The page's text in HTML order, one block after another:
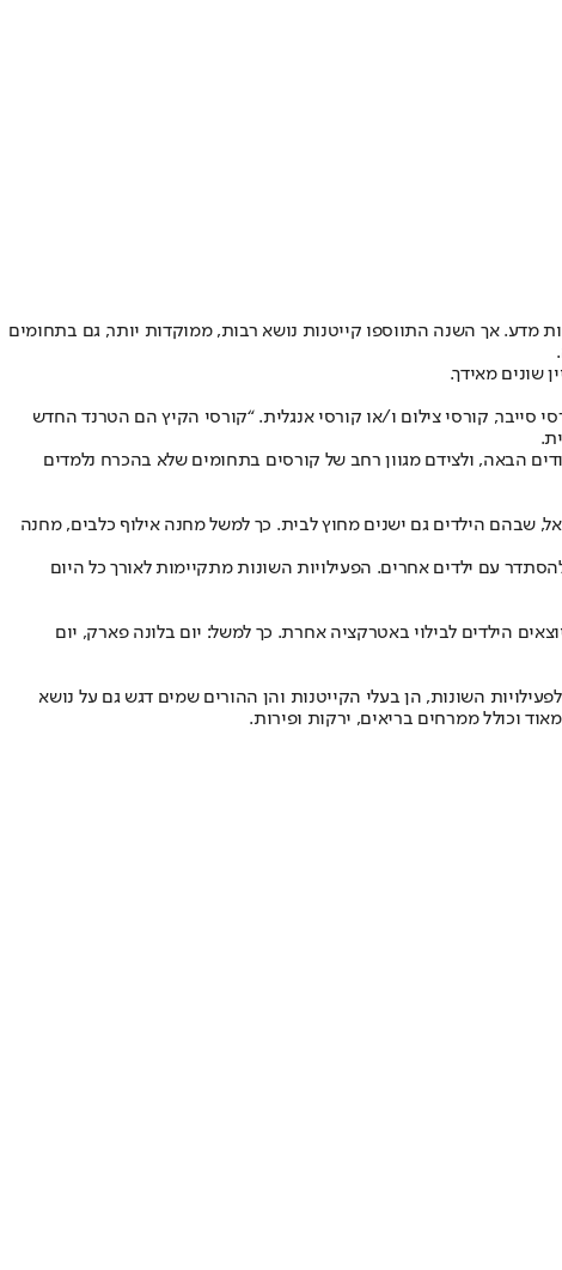
מדע. אך השנה התווספו קייטנות נושא רבות, ממוקדות יותר, גם בתחומים
שונים מאידך.
סייבר, קורסי צילום ו/או קורסי אנגלית. “קורסי הקיץ הם הטרנד החדש
הבאה, ולצידם מגוון רחב של קורסים בתחומים שלא בהכרח נלמדים
שבהם הילדים גם ישנים מחוץ לבית. כך למשל מחנה אילוף כלבים, מחנה
עם ילדים אחרים. הפעילויות השונות מתקיימות לאורך כל היום
הילדים לבילוי באטרקציה אחרת. כך למשל: יום בלונה פארק, יום
השונות, הן בעלי הקייטנות והן ההורים שמים דגש גם על נושא
וכולל ממרחים בריאים, ירקות ופירות.